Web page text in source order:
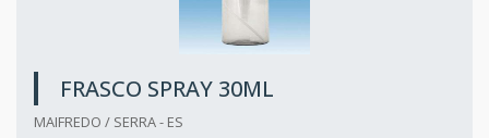
FRASCO SPRAY 30ML
MAIFREDO / SERRA - ES